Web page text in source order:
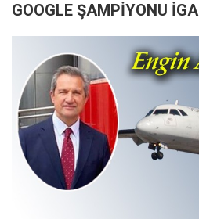
GOOGLE ŞAMPİYONU İGA